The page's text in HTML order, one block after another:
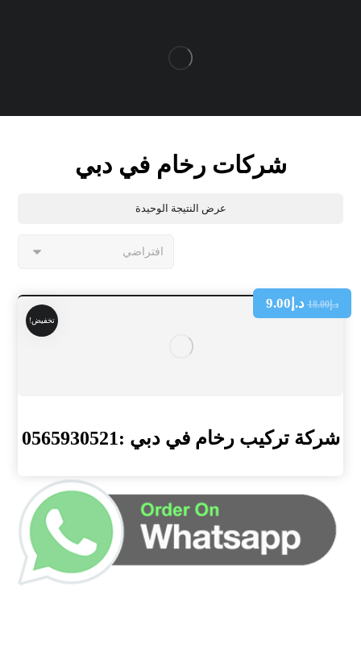
شركات رخام في دبي
عرض النتيجة الوحيدة
تخفيض!
شركة تركيب رخام في دبي :0565930521
د.إ18.00 د.إ 9.00